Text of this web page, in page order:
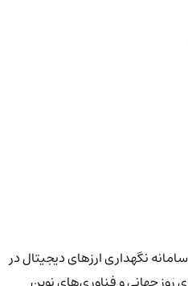
نگهداری ارزهای دیجیتال در